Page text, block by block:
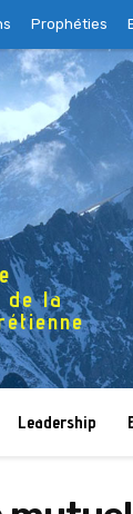
Prophéties
de la
Leadership